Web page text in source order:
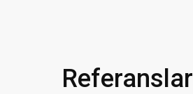
Referanslar